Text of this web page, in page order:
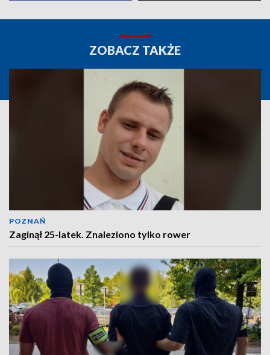
ZOBACZ TAKŻE
POZNAŃ
Zaginął 25-latek. Znaleziono tylko rower